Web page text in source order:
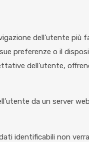
dell’utente
preferenze o il
dell’utente,
da un server
identificabili non